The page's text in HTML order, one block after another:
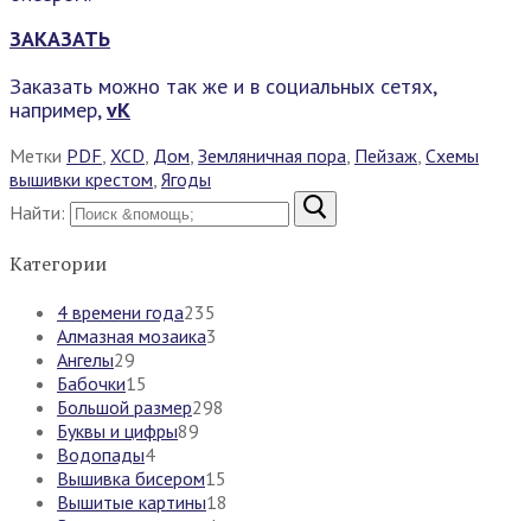
ЗАКАЗАТЬ
Заказать можно так же и в социальных сетях,
например,vK
Метки PDF XCD Дом Земляничная пора Пейзаж Схемы
вышивки крестом Ягоды
Найти:
Категории
4 времени года235
Алмазная мозаика3
Ангелы29
Бабочки15
Большой размер298
Буквы и цифры89
Водопады4
Вышивка бисером15
Вышитые картины18